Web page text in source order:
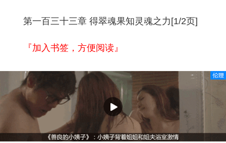
第一百三十三章 得翠魂果知灵魂之力[1/2页]
『加入书签，方便阅读』